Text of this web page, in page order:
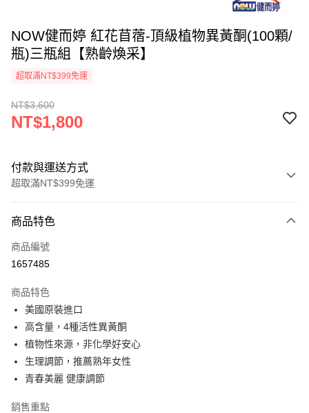
NOW健而婷 紅花苜蓿-頂級植物異黃酮(100顆/
瓶)三瓶組【熟齡煥采】
超取滿NT$399免運
NT$3,600
NT$1,800
付款與運送方式
超取滿NT$399免運
信用卡一次付款
信用卡分期付款
合作金庫商業銀行
華南商業銀行
上海商業儲蓄銀行
國泰世華商業銀行
臺灣中小企業銀行
匯豐（台灣）商業銀行
聯邦商業銀行
元大商業銀行
超商取貨付款
LINE Pay
Apple Pay
街口支付
ATM付款
商品特色
商品編號
1657485
商品特色
美國原裝進口
高含量，4種活性異黃酮
植物性來源，非化學好安心
生理調節，推薦熟年女性
青春美麗 健康調節
銷售重點